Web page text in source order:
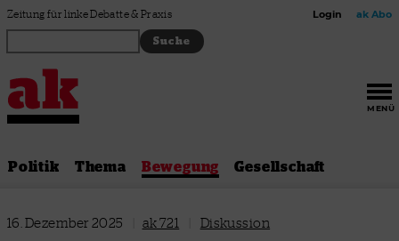
Zum Inhalt springen
Zeitung für linke Debatte & Praxis Login ak Abo
MENÜ
Politik Thema Bewegung Gesellschaft
16. Dezember 2025 ak 721 Diskussion